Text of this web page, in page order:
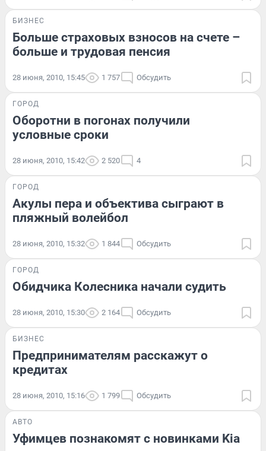
БИЗНЕС
Больше страховых взносов на счете –
больше и трудовая пенсия
28 июня, 2010, 15:45 1 757 Обсудить
ГОРОД
Оборотни в погонах получили
условные сроки
28 июня, 2010, 15:42 2 520 4
ГОРОД
Акулы пера и объектива сыграют в
пляжный волейбол
28 июня, 2010, 15:32 1 844 Обсудить
ГОРОД
Обидчика Колесника начали судить
28 июня, 2010, 15:30 2 164 Обсудить
БИЗНЕС
Предпринимателям расскажут о
кредитах
28 июня, 2010, 15:16 1 799 Обсудить
АВТО
Уфимцев познакомят с новинками Kia